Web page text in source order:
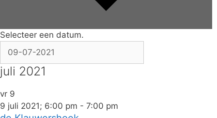
Selecteer een datum.
juli 2021
vr 9
9 juli 2021; 6:00 pm - 7:00 pm